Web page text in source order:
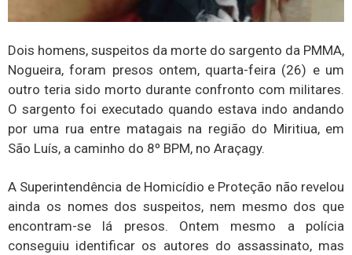
Dois homens, suspeitos da morte do sargento da PMMA,
Nogueira, foram presos ontem, quarta-feira (26) e um
outro teria sido morto durante confronto com militares.
O sargento foi executado quando estava indo andando
por uma rua entre matagais na região do Miritiua, em
São Luís, a caminho do 8º BPM, no Araçagy.
A Superintendência de Homicídio e Proteção não revelou
ainda os nomes dos suspeitos, nem mesmo dos que
encontram-se lá presos. Ontem mesmo a polícia
conseguiu identificar os autores do assassinato, mas